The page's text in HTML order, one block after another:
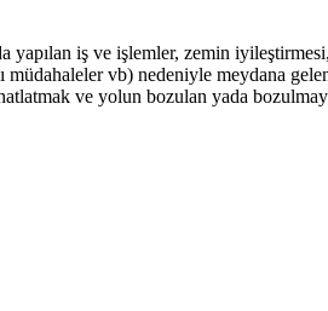
iş ve işlemler, zemin
müdahaleler vb) nedeniyle meydana
ve yolun bozulan yada